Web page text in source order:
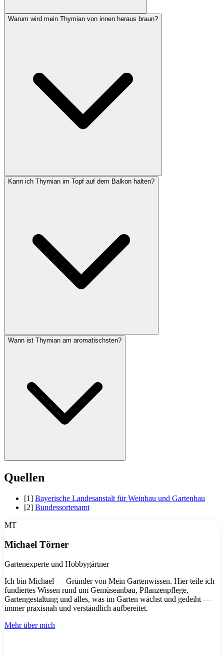
Warum wird mein Thymian von innen heraus braun?
Kann ich Thymian im Topf auf dem Balkon halten?
Wann ist Thymian am aromatischsten?
Das Aroma ist kurz vor der Blüte am intensivsten, meist zwischen
Mai und Juni. Geerntet wird am besten an einem sonnigen
ätherischen Öle am stärksten konzentriert.
Quellen
[1] Bayerische Landesanstalt für Weinbau und Gartenbau
[2] Bundessortenamt
MT
Michael Törner
Gartenexperte und Hobbygärtner
Ich bin Michael — Gründer von Mein Gartenwissen. Hier teile ich
fundiertes Wissen rund um Gemüseanbau, Pflanzenpflege,
Gartengestaltung und alles, was im Garten wächst und gedeiht —
immer praxisnah und verständlich aufbereitet.
Mehr über mich